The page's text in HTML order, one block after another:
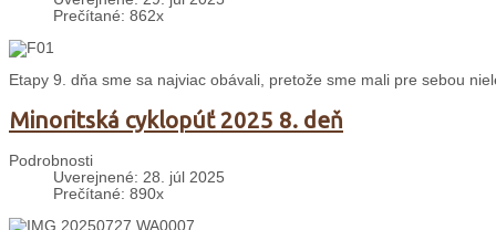
Prečítané: 862x
Etapy 9. dňa sme sa najviac obávali, pretože sme mali pre sebou
Minoritská cyklopúť 2025 8. deň
Podrobnosti
Uverejnené: 28. júl 2025
Prečítané: 890x